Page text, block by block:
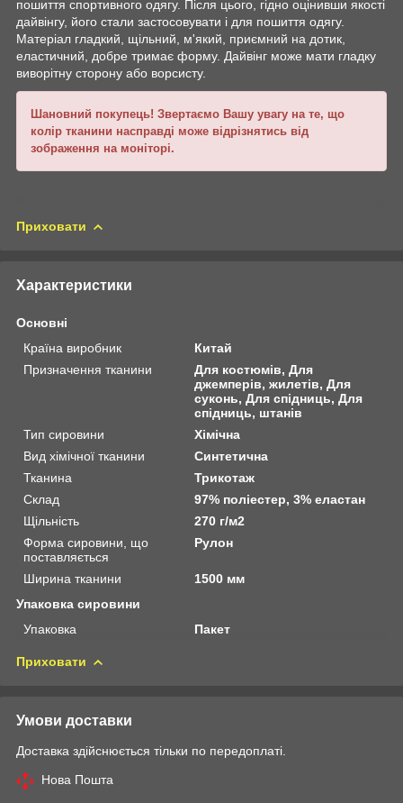
пошиття спортивного одягу. Після цього, гідно оцінивши якості
дайвінгу, його стали застосовувати і для пошиття одягу.
Матеріал гладкий, щільний, м'який, приємний на дотик,
еластичний, добре тримає форму. Дайвінг може мати гладку
виворітну сторону або ворсисту.
Шановний покупець! Звертаємо Вашу увагу на те, що
колір тканини насправді може відрізнятись від
зображення на моніторі.
Приховати
Характеристики
Основні
Країна виробник
Китай
Призначення тканини
Для костюмів, Для
джемперів, жилетів, Для
суконь, Для спідниць, Для
спідниць, штанів
Тип сировини
Хімічна
Вид хімічної тканини
Синтетична
Тканина
Трикотаж
Склад
97% поліестер, 3% еластан
Щільність
270 г/м2
Форма сировини, що
поставляється
Рулон
Ширина тканини
1500 мм
Упаковка сировини
Упаковка
Пакет
Приховати
Умови доставки
Доставка здійснюється тільки по передоплаті.
Нова Пошта